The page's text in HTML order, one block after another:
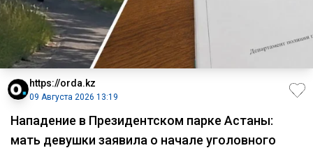
https://orda.kz
09 Августа 2026 13:19
Нападение в Президентском парке Астаны:
мать девушки заявила о начале уголовного